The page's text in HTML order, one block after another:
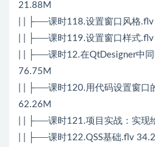
21.88M
| | ├──课时118.设置窗口风格
| | ├──课时119.设置窗口样式
| | ├──课时12.在QtDesigner中
76.75M
| | ├──课时120.用代码设置窗口
62.26M
| | ├──课时121.项目实战：实现
| | ├──课时122.QSS基础.flv